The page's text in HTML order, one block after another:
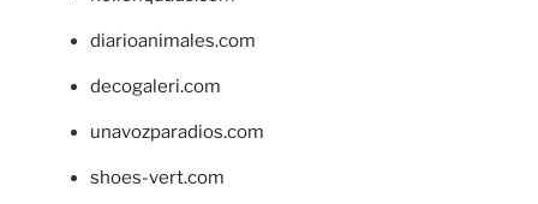
diarioanimales.com
decogaleri.com
unavozparadios.com
shoes-vert.com